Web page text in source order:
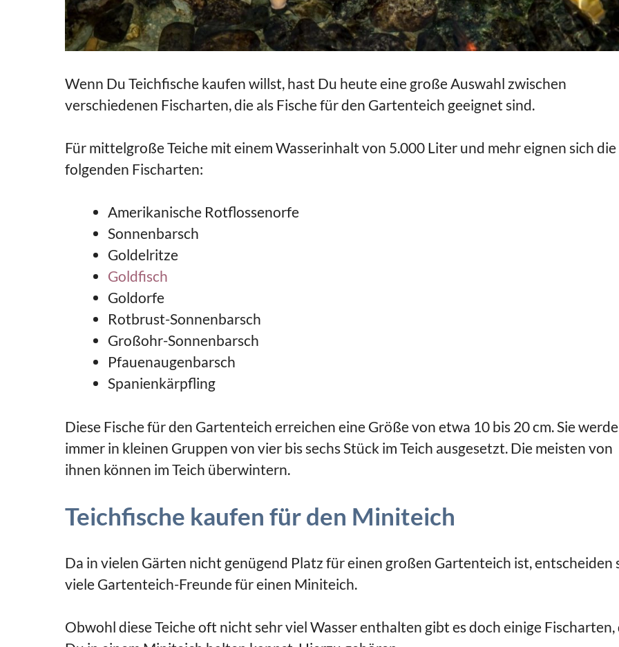
Wenn Du Teichfische kaufen willst, hast Du heute eine große Auswahl zwischen
verschiedenen Fischarten, die als Fische für den Gartenteich geeignet sind.
Für mittelgroße Teiche mit einem Wasserinhalt von 5.000 Liter und mehr eignen sich die
folgenden Fischarten:
Amerikanische Rotflossenorfe
Sonnenbarsch
Goldelritze
Goldfisch
Goldorfe
Rotbrust-Sonnenbarsch
Großohr-Sonnenbarsch
Pfauenaugenbarsch
Spanienkärpfling
Diese Fische für den Gartenteich erreichen eine Größe von etwa 10 bis 20 cm. Sie
immer in kleinen Gruppen von vier bis sechs Stück im Teich ausgesetzt. Die meisten von
ihnen können im Teich überwintern.
Teichfische kaufen für den Miniteich
Da in vielen Gärten nicht genügend Platz für einen großen Gartenteich ist, entscheiden
viele Gartenteich-Freunde für einen Miniteich.
Obwohl diese Teiche oft nicht sehr viel Wasser enthalten gibt es doch einige Fischarten,